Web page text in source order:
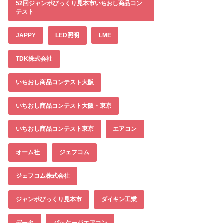
52回ジャンボびっくり見本市いちおし商品コン
テスト
JAPPY LED照明 LME
TDK株式会社
いちおし商品コンテスト大阪
いちおし商品コンテスト大阪・東京
いちおし商品コンテスト東京 エアコン
オーム社 ジェフコム
ジェフコム株式会社
ジャンボびっくり見本市 ダイキン工業